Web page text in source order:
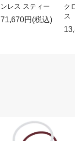
ンレス スティー
71,670円(税込)
ク
ス